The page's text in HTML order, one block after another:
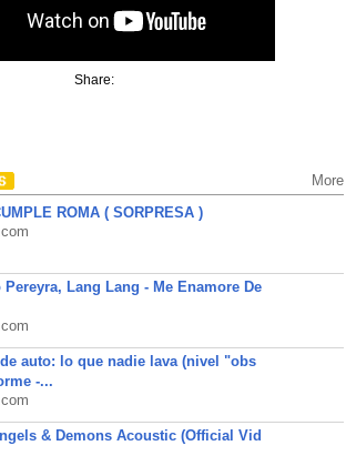
Share:
More
ROMA ( SORPRESA )
Pereyra, Lang Lang - Me Enamore De
auto: lo que nadie lava (nivel "obs
-...
& Demons Acoustic (Official Vid